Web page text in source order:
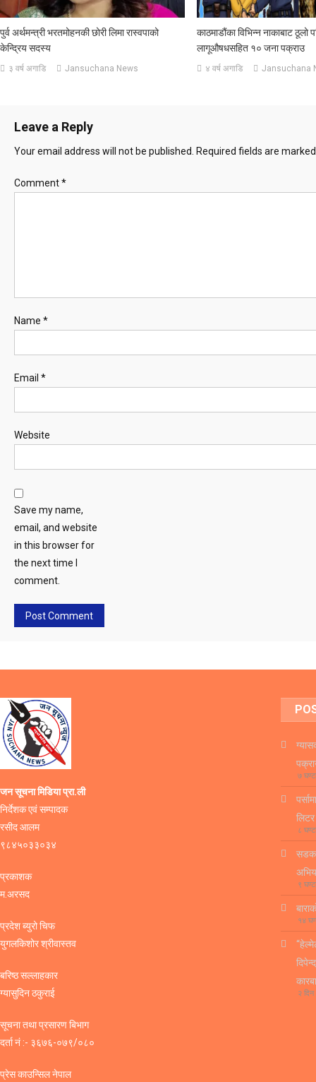
पुर्व अर्थमन्त्री भरतमोहनकी छोरी लिमा रास्वपाको
केन्द्रिय सदस्य
३ वर्ष अगाडि Jansuchana News
काठमाडौंका विभिन्न नाकाबाट ठूलो
लागूऔषधसहित १० जना पक्राउ
४ वर्ष अगाडि Jansuchana
Leave a Reply
Your email address will not be published. Required fields are
Comment*
Name *
Email *
Website
Save my name,
email, and website
in this browser for
the next time I
comment.
जन सूचना मिडिया प्रा.ली
निर्देशक एवं सम्पादक
रसीद आलम
९८४५०३३०३४
प्रकाशक
म.अरसद
प्रदेश ब्युरो चिफ
युगलकिशोर श्रीवास्तव
बरिष्ठ सल्लाहकार
ग्यासुदिन ठकुराई
सूचना तथा प्रसारण बिभाग
दर्ता नं :- ३६७६-०७९/०८०
प्रेस काउन्सिल नेपाल
७
८
सडक
९
१४
२ दिन